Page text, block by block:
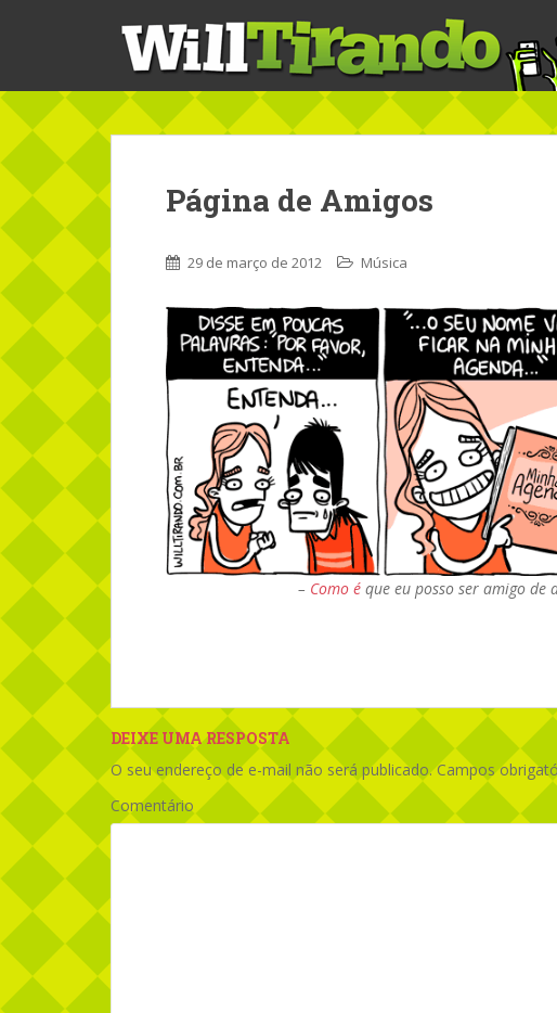
p
m
n
o
e
Página de Amigos
29 de março de 2012 Música
– Como é que eu posso ser amigo de
DEIXE UMA RESPOSTA
O seu endereço de e-mail não será publicado.Campos
Comentário